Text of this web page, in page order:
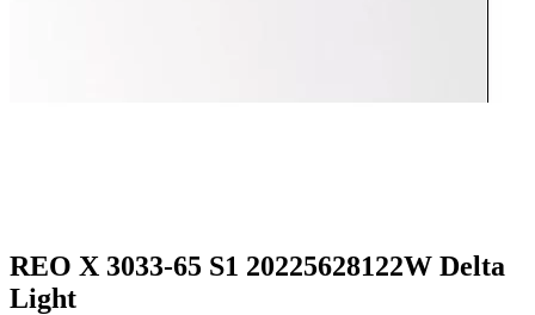
REO X 3033-65 S1 20225628122W Delta
Light